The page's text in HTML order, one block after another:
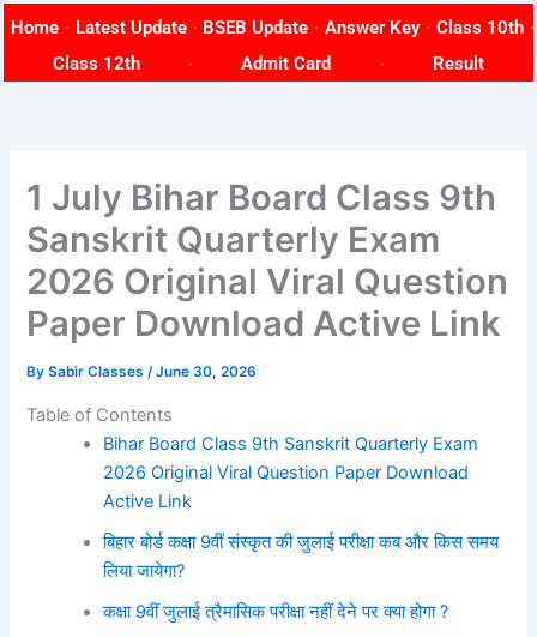
content
Home Latest Update BSEB Update Answer Key
Class 10th
Class 12th
Admit Card Result
1 July Bihar Board Class 9th
Sanskrit Quarterly Exam
2026 Original Viral Question
Paper Download Active Link
BySabir Classes/June 30, 2026
Table of Contents
Bihar Board Class 9th Sanskrit Quarterly Exam
2026 Original Viral Question Paper Download
Active Link
बिहार बोर्ड कक्षा 9वीं संस्कृत की जुलाई परीक्षा कब और किस समय
लिया जायेगा?
कक्षा 9वीं जुलाई त्रैमासिक परीक्षा नहीं देने पर क्या होगा ?